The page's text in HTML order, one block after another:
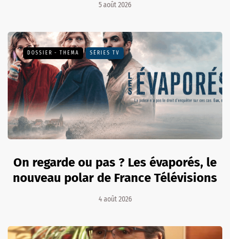
5 août 2026
DOSSIER - THEMA SÉRIES TV
On regarde ou pas ? Les évaporés, le
nouveau polar de France Télévisions
4 août 2026